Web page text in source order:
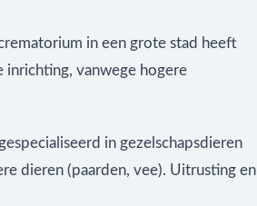
in een grote stad heeft
inrichting, vanwege hogere
in gezelschapsdieren
dieren (paarden, vee). Uitrusting en